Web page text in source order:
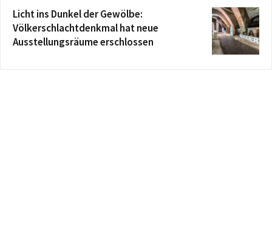
Licht ins Dunkel der Gewölbe:
Völkerschlachtdenkmal hat neue
Ausstellungsräume erschlossen